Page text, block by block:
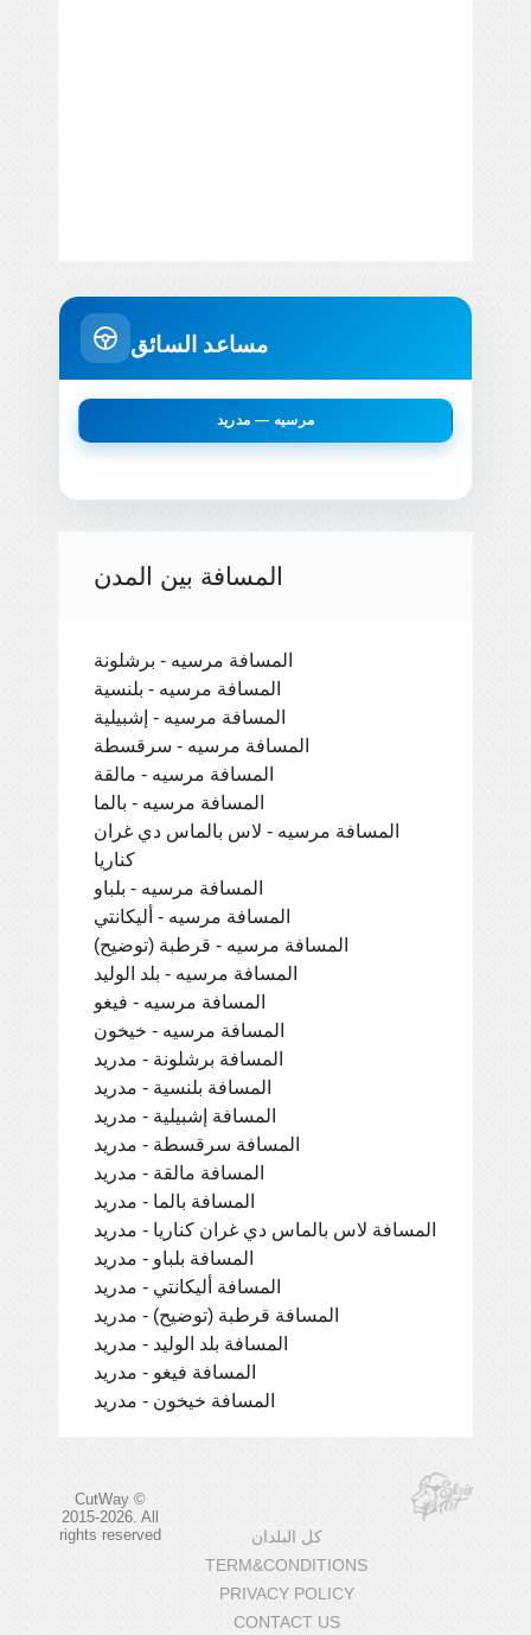
مساعد السائق
مرسيه — مدريد
المسافة بين المدن
المسافة مرسيه - برشلونة
المسافة مرسيه - بلنسية
المسافة مرسيه - إشبيلية
المسافة مرسيه - سرقسطة
المسافة مرسيه - مالقة
المسافة مرسيه - بالما
المسافة مرسيه - لاس بالماس دي غران
كناريا
المسافة مرسيه - بلباو
المسافة مرسيه - أليكانتي
المسافة مرسيه - قرطبة (توضيح)
المسافة مرسيه - بلد الوليد
المسافة مرسيه - فيغو
المسافة مرسيه - خيخون
المسافة برشلونة - مدريد
المسافة بلنسية - مدريد
المسافة إشبيلية - مدريد
المسافة سرقسطة - مدريد
المسافة مالقة - مدريد
المسافة بالما - مدريد
المسافة لاس بالماس دي غران كناريا - مدريد
المسافة بلباو - مدريد
المسافة أليكانتي - مدريد
المسافة قرطبة (توضيح) - مدريد
المسافة بلد الوليد - مدريد
المسافة فيغو - مدريد
المسافة خيخون - مدريد
CutWay ©
2015-2026. All
rights reserved
كل البلدان
TERM&CONDITIONS
PRIVACY POLICY
CONTACT US